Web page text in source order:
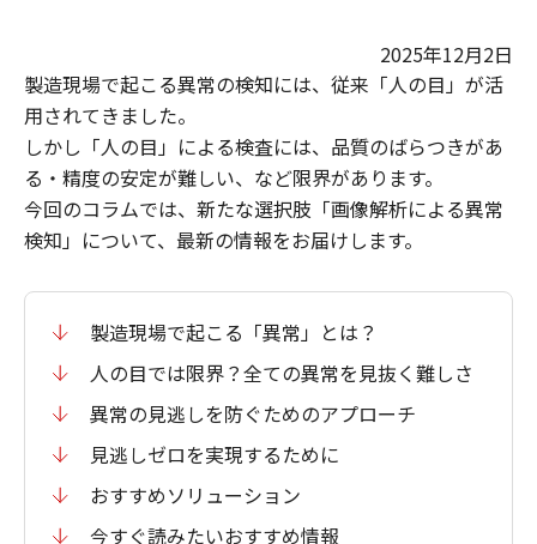
2025年12月2日
製造現場で起こる異常の検知には、従来「人の目」が活
用されてきました。
しかし「人の目」による検査には、品質のばらつきがあ
る・精度の安定が難しい、など限界があります。
今回のコラムでは、新たな選択肢「画像解析による異常
検知」について、最新の情報をお届けします。
製造現場で起こる「異常」とは？
人の目では限界？全ての異常を見抜く難しさ
異常の見逃しを防ぐためのアプローチ
見逃しゼロを実現するために
おすすめソリューション
今すぐ読みたいおすすめ情報